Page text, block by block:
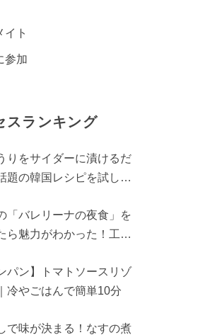
イト
参加
スランキング
りをサイダーに漬けるだ
題の韓国レシピを試した
「バレリーナの夜食」を
ら魅力がわかった！工程
パン】トマトソースリゾ
冷やごはんで簡単10分
で味が決まる！なすの煮